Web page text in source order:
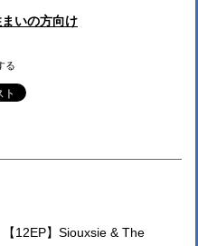
いの方向け
る
【12EP】Siouxsie & The